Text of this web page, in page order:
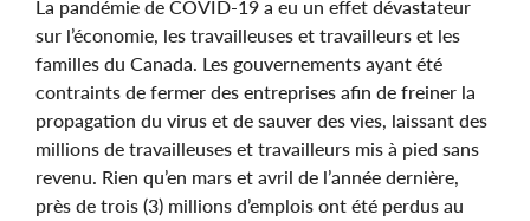
La pandémie de COVID-19 a eu un effet dévastateur
sur l’économie, les travailleuses et travailleurs et les
familles du Canada. Les gouvernements ayant été
contraints de fermer des entreprises afin de freiner la
propagation du virus et de sauver des vies, laissant des
millions de travailleuses et travailleurs mis à pied sans
revenu. Rien qu’en mars et avril de l’année dernière,
près de trois (3) millions d’emplois ont été perdus au